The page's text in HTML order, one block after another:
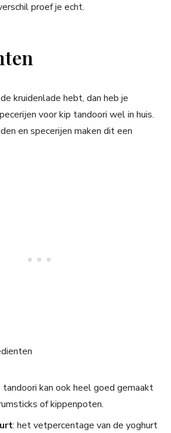
proef je echt.
kruidenlade hebt, dan heb je
voor kip tandoori wel in huis.
en specerijen maken dit een
tandoori kan ook heel goed gemaakt
of kippenpoten.
: het vetpercentage van de yoghurt